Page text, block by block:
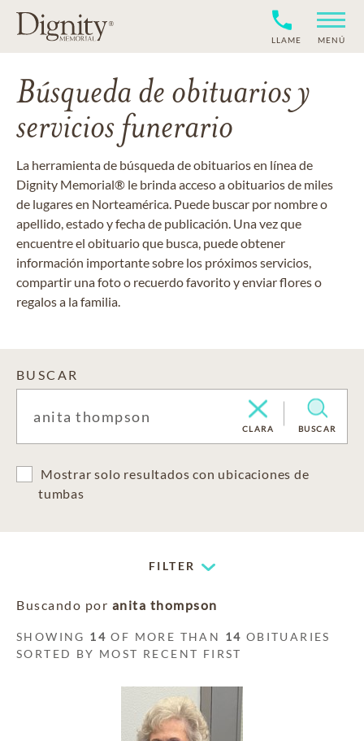
LLAME MENÚ
Búsqueda de obituarios y
servicios funerario
La herramienta de búsqueda de obituarios en línea de
Dignity Memorial® le brinda acceso a obituarios de miles
de lugares en Norteamérica. Puede buscar por nombre o
apellido, estado y fecha de publicación. Una vez que
encuentre el obituario que busca, puede obtener
información importante sobre los próximos servicios,
compartir una foto o recuerdo favorito y enviar flores o
regalos a la familia.
BUSCAR
CLARA BUSCAR
Mostrar solo resultados con ubicaciones de
tumbas
FILTER
Buscando por anita thompson
SHOWING 14 OF MORE THAN 14 OBITUARIES
SORTED BY MOST RECENT FIRST